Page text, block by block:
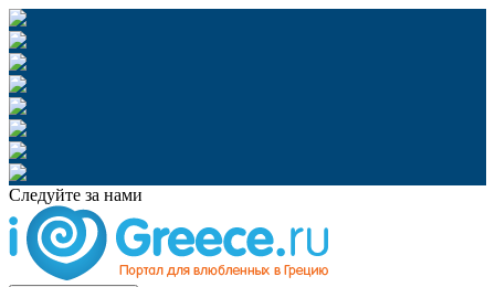
Следуйте за нами